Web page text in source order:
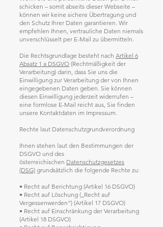
schicken – somit abseits dieser Webseite –
können wir keine sichere Übertragung und
den Schutz Ihrer Daten garantieren. Wir
empfehlen Ihnen, vertrauliche Daten niemals
unverschlüsselt per E-Mail zu übermitteln.
Die Rechtsgrundlage besteht nach Artikel 6
Absatz 1 a DSGVO (Rechtmäßigkeit der
Verarbeitung) darin, dass Sie uns die
Einwilligung zur Verarbeitung der von Ihnen
eingegebenen Daten geben. Sie können
diesen Einwilligung jederzeit widerrufen –
eine formlose E-Mail reicht aus, Sie finden
unsere Kontaktdaten im Impressum.
Rechte laut Datenschutzgrundverordnung
Ihnen stehen laut den Bestimmungen der
DSGVO und des
österreichischen Datenschutzgesetzes
(DSG) grundsätzlich die folgende Rechte zu:
• Recht auf Berichtung (Artikel 16 DSGVO)
• Recht auf Löschung („Recht auf
Vergessenwerden“) (Artikel 17 DSGVO)
• Recht auf Einschränkung der Verarbeitung
(Artikel 18 DSGVO)